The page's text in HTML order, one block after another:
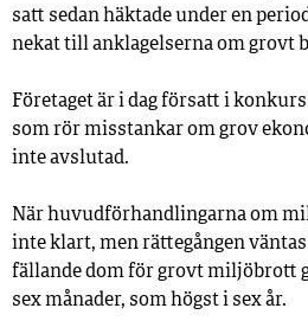
satt sedan häktade under en
nekat till anklagelserna om grovt
Företaget är i dag försatt i
som rör misstankar om grov
inte avslutad.
När huvudförhandlingarna om
inte klart, men rättegången
fällande dom för grovt miljöbrott
sex månader, som högst i sex år.